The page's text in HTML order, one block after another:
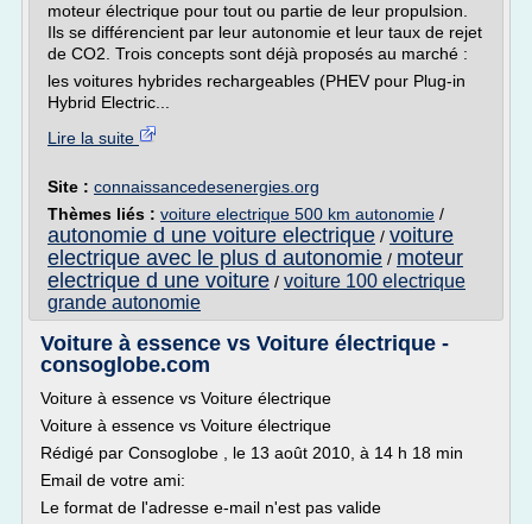
moteur électrique pour tout ou partie de leur propulsion.
Ils se différencient par leur autonomie et leur taux de rejet
de CO2. Trois concepts sont déjà proposés au marché :
les voitures hybrides rechargeables (PHEV pour Plug-in
Hybrid Electric...
Lire la suite
Site : connaissancedesenergies.org
Thèmes liés : voiture electrique 500 km autonomie /
autonomie d une voiture electrique / voiture
electrique avec le plus d autonomie / moteur
electrique d une voiture / voiture 100 electrique
grande autonomie
Voiture à essence vs Voiture électrique -
consoglobe.com
Voiture à essence vs Voiture électrique
Voiture à essence vs Voiture électrique
Rédigé par Consoglobe , le 13 août 2010, à 14 h 18 min
Email de votre ami:
Le format de l'adresse e-mail n'est pas valide